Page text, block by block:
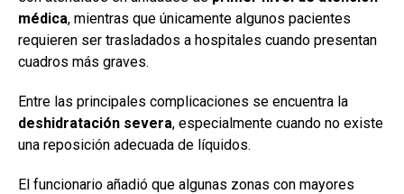
médica, mientras que únicamente algunos pacientes
requieren ser trasladados a hospitales cuando presentan
cuadros más graves.
Entre las principales complicaciones se encuentra la
deshidratación severa, especialmente cuando no existe
una reposición adecuada de líquidos.
El funcionario añadió que algunas zonas con mayores